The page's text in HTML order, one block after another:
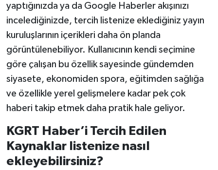
yaptığınızda ya da Google Haberler akışınızı
incelediğinizde, tercih listenize eklediğiniz yayın
kuruluşlarının içerikleri daha ön planda
görüntülenebiliyor. Kullanıcının kendi seçimine
göre çalışan bu özellik sayesinde gündemden
siyasete, ekonomiden spora, eğitimden sağlığa
ve özellikle yerel gelişmelere kadar pek çok
haberi takip etmek daha pratik hale geliyor.
KGRT Haber’i Tercih Edilen
Kaynaklar listenize nasıl
ekleyebilirsiniz?